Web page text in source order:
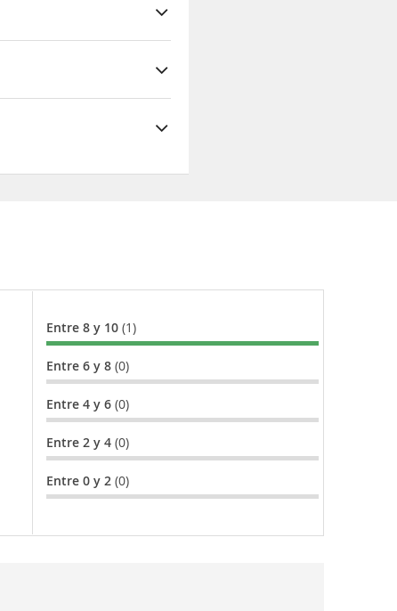
Entre 8 y 10 (1)
Entre 6 y 8 (0)
Entre 4 y 6 (0)
Entre 2 y 4 (0)
Entre 0 y 2 (0)